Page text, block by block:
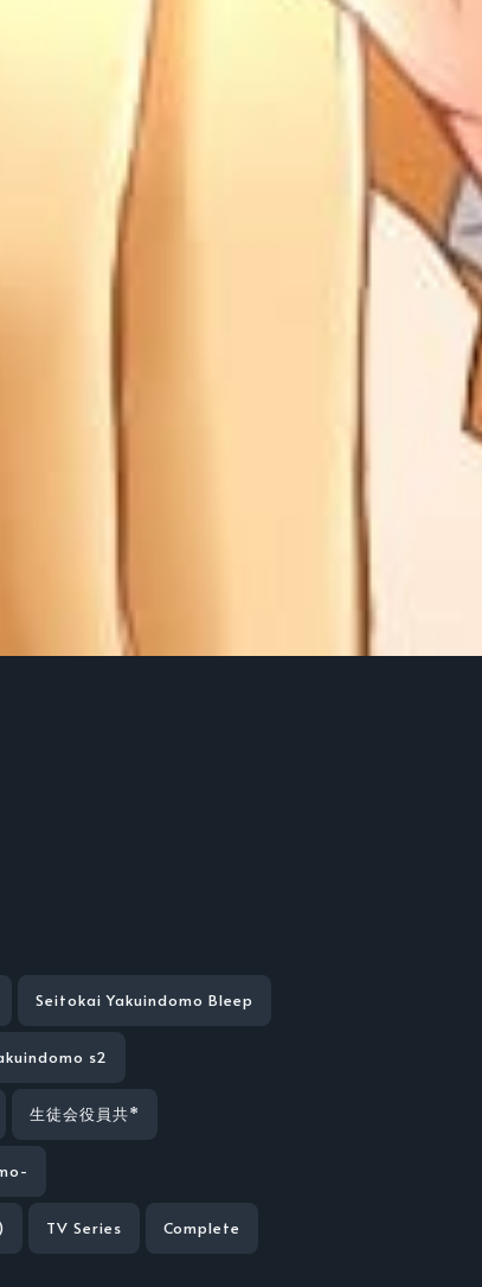
Seitokai Yakuindomo Bleep
s2
生徒会役員共*
TV Series Complete